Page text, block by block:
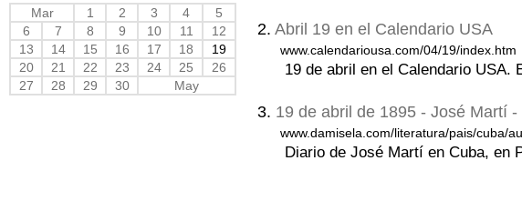
Mar
1 2 3 4
5
6
7 8 9 10 11
12
13
14 15 16 17 18
19
20
21 22 23 24 25
26
27
28 29 30 May
2. Abril 19 en el Calendario USA
www.calendariousa.com/04/19/index.htm
19 de abril en el Calendario USA.
3. 19 de abril de 1895 - José Martí
www.damisela.com/literatura/pais/cuba/
Diario de José Martí en Cuba, en